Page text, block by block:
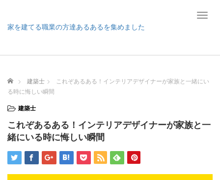
T
l
a
a
家を建てる職業の方達あるあるを集めました
ホーム 建築士
これぞあるある！インテリアデザイナーが家族と一緒にい
る時に悔しい瞬間
建築士
これぞあるある！インテリアデザイナーが家族と一
緒にいる時に悔しい瞬間